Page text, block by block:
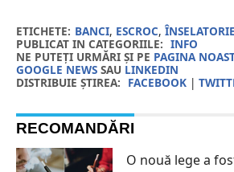
ETICHETE: BANCI, ESCROC, ÎNSELATORIE
PUBLICAT IN CATEGORIILE: INFO
NE PUTEȚI URMĂRI ȘI PE PAGINA
GOOGLE NEWSSAU LINKEDIN
DISTRIBUIE ȘTIREA: FACEBOOK|
RECOMANDĂRI
O nouă lege a